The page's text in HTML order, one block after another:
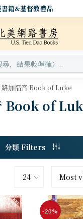
書籍&基督教禮品
路加福音 Book of Luke
Book of
分類 Filters
-20%